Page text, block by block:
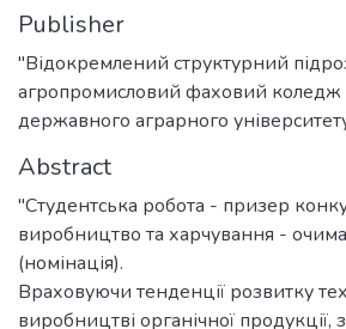
Publisher
"Відокремлений структурний
агропромисловий фаховий коледж
державного аграрного
Abstract
"Студентська робота - призер
виробництво та харчування -
(номінація).
Враховуючи тенденції розвитку
виробництві органічної